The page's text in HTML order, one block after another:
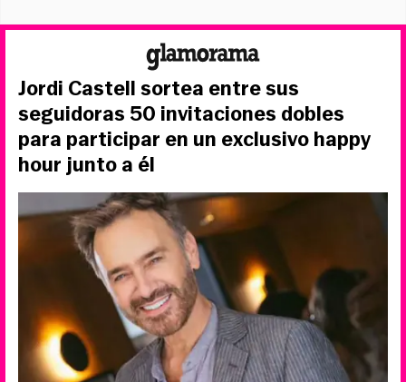
Jordi Castell sortea entre sus
seguidoras 50 invitaciones dobles
para participar en un exclusivo happy
hour junto a él